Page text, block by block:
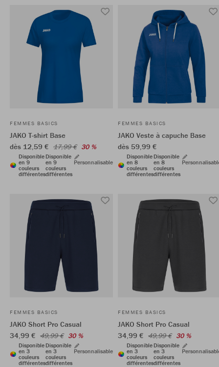
FEMMES BASICS
JAKO T-shirt Base
dès 12,59 € 17,99 € 30 %
Disponible
en 9
couleurs
différentes
Disponible
en 9
couleurs
différentes
Personnalisable
FEMMES BASICS
JAKO Veste à capuche Base
dès 59,99 €
Disponible
en 8
couleurs
différentes
Disponible
en 8
couleurs
différentes
FEMMES BASICS
JAKO Short Pro Casual
34,99 € 49,99 € 30 %
Disponible
en 3
couleurs
différentes
Disponible
en 3
couleurs
différentes
Personnalisable
FEMMES BASICS
JAKO Short Pro Casual
34,99 € 49,99 € 30 %
Disponible
en 3
couleurs
différentes
Disponible
en 3
couleurs
différentes